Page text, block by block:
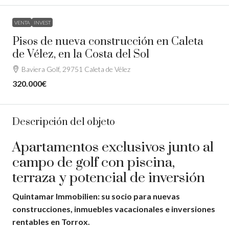
VENTA INVEST
Pisos de nueva construcción en Caleta
de Vélez, en la Costa del Sol
Baviera Golf, 29751 Caleta de Vélez
320.000€
Descripción del objeto
Apartamentos exclusivos junto al
campo de golf con piscina,
terraza y potencial de inversión
Quintamar Immobilien: su socio para nuevas
construcciones, inmuebles vacacionales e inversiones
rentables en Torrox.